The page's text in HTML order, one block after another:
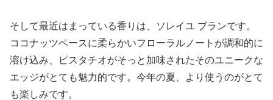
そして最近はまっている香りは、ソレイユ ブランです。
ココナッツベースに柔らかいフローラルノートが調和的に
溶け込み、ピスタチオがそっと加味されたそのユニークな
エッジがとても魅力的です。今年の夏、より使うのがとて
も楽しみです。